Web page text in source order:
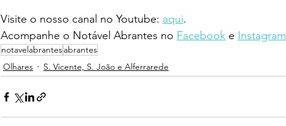
Visite o nosso canal no Youtube: aqui.
Acompanhe o Notável Abrantes no Facebook e Instagram
notavelabrantesabrantes
Olhares
S. Vicente, S. João e Alferrarede